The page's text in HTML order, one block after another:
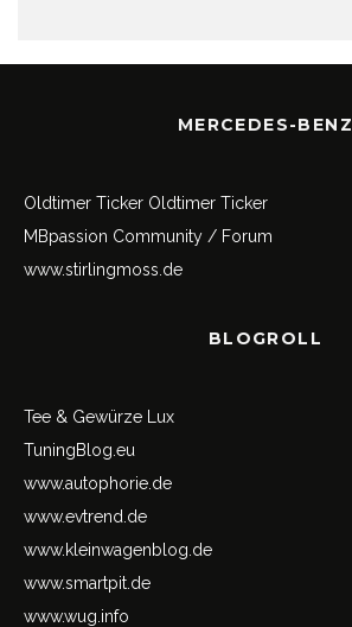
MERCEDES-BENZ
Oldtimer Ticker Oldtimer Ticker
MBpassion Community / Forum
www.stirlingmoss.de
BLOGROLL
Tee & Gewürze Lux
TuningBlog.eu
www.autophorie.de
www.evtrend.de
www.kleinwagenblog.de
www.smartpit.de
www.wug.info